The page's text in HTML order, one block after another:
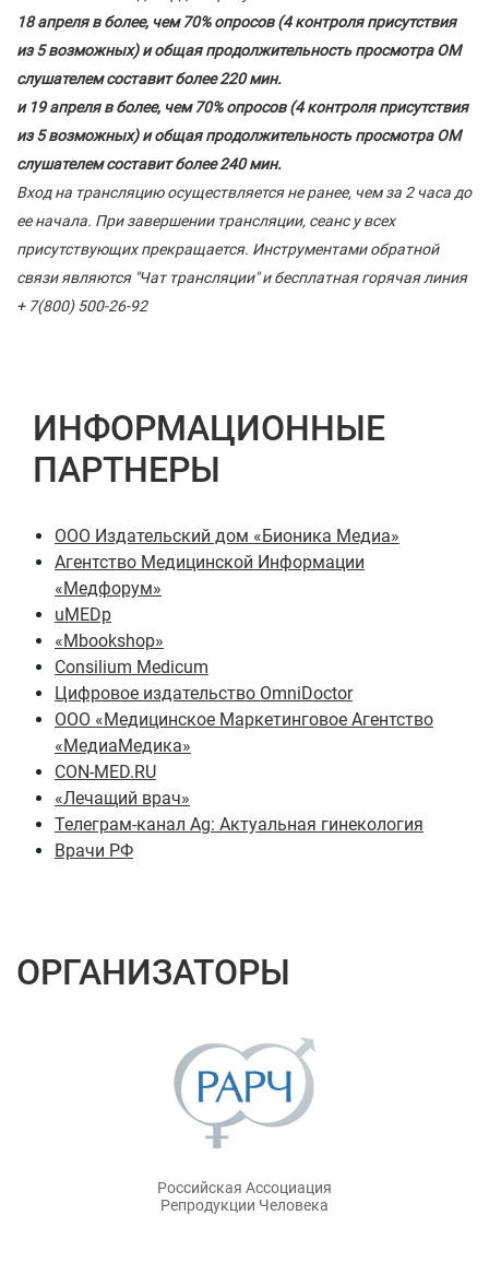
18 апреля в более, чем 70% опросов (4 контроля присутствия
из 5 возможных) и общая продолжительность просмотра ОМ
слушателем составит более 220 мин.
и 19 апреля в более, чем 70% опросов (4 контроля присутствия
из 5 возможных) и общая продолжительность просмотра ОМ
слушателем составит более 240 мин.
Вход на трансляцию осуществляется не ранее, чем за 2 часа до
ее начала. При завершении трансляции, сеанс у всех
присутствующих прекращается. Инструментами обратной
связи являются "Чат трансляции" и бесплатная горячая линия
+ 7(800) 500-26-92
ИНФОРМАЦИОННЫЕ
ПАРТНЕРЫ
ООО Издательский дом «Бионика Медиа»
Агентство Медицинской Информации
«Медфорум»
uMEDp
«Mbookshop»
Consilium Medicum
Цифровое издательство OmniDoctor
ООО «Медицинское Маркетинговое Агентство
«МедиаМедика»
CON-MED.RU
«Лечащий врач»
Телеграм-канал Ag: Актуальная гинекология
Врачи РФ
ОРГАНИЗАТОРЫ
Российская Ассоциация
Репродукции Человека